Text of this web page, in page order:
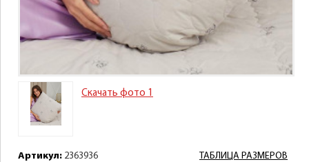
Скачать фото 1
ТАБЛИЦА РАЗМЕРОВ
Артикул: 2363936